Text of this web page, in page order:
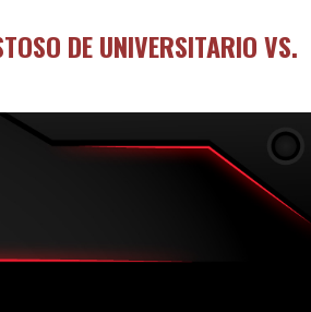
DE UNIVERSITARIO VS.